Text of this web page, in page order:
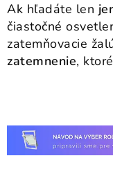
Ak hľadáte len
čiastočné
zatemňovacie
zatemnenie,